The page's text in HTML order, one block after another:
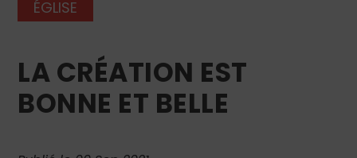
ÉGLISE
LA CRÉATION EST
BONNE ET BELLE